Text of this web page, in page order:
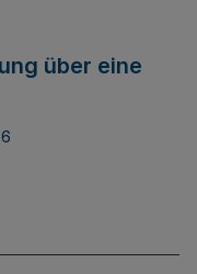
über eine